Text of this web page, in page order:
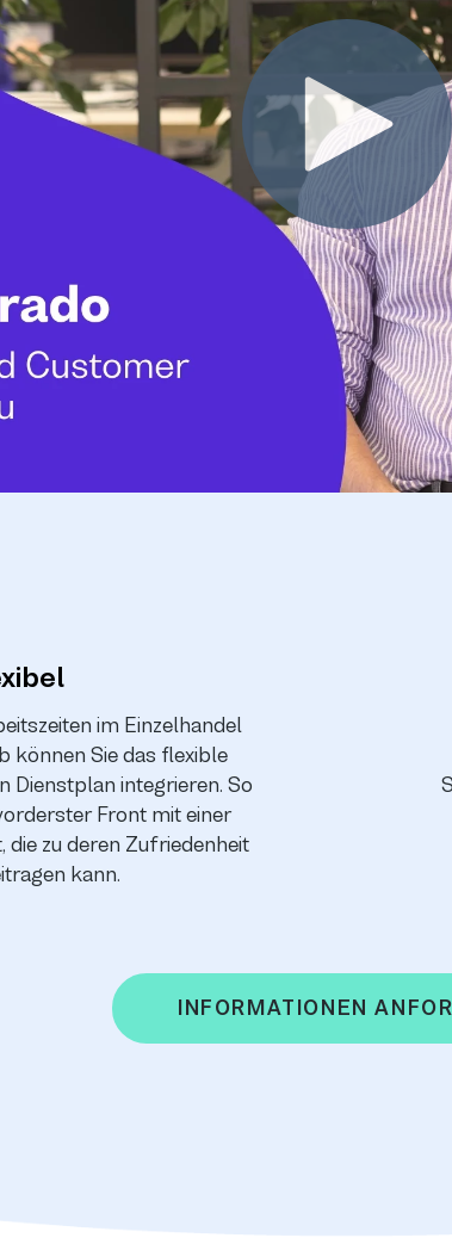
im Einzelhandel
können Sie das flexible
Dienstplan integrieren. So
Front mit einer
zu deren Zufriedenheit
kann.
INFORMATIONEN